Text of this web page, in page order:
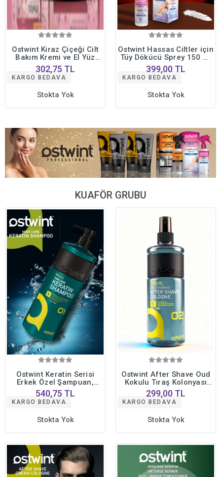
Ostwint Kiraz Çiçeği Cilt
Bakım Kremi ve El Yüz
Vücut Losyonu Set
302,75 TL
KARGO BEDAVA
Stokta Yok
Ostwint Hassas Ciltler için
Tüy Dökücü Sprey 150 ml
Kadın
399,00 TL
KARGO BEDAVA
Stokta Yok
KUAFÖR GRUBU
Ostwint Keratin Serisi
Erkek Özel Şampuan,
Keratin Etkili, Güçlendirici,
Onarıcı, Yenileyici, 1000
ml
540,75 TL
KARGO BEDAVA
Stokta Yok
Ostwint After Shave Oud
Kokulu Tıraş Kolonyası
No:2 400ml - Erkek
Bakımında Etkili ve Kalıcı
Koku
299,00 TL
KARGO BEDAVA
Stokta Yok